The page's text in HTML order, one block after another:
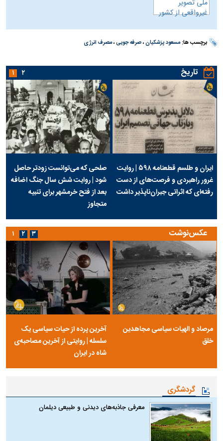
برچسب ها:مسعود پزشکیان،صرفه جویی،مصرف انرژی
تاریخ
ایران و طلسم قطعنامه ۵۹۸ | روایت
غرور راهبردی و فرصت‌های از دست
رفته‌ای که اثراتی جبران‌ناپذیر داشت
صلحی که می‌توانست زودتر حاصل
شود | روایت شش سال جنگ اضافه
بعد از فتح خرمشهر برای تنبیه
متجاوز
۱ ۲
عکس‌نوشت
مرصاد و الهیات سیاسی مجاهدین
خلق
آخرین پرده از حیات سیاسی یک
سلسله | روایتی از آخرین مصاحبه‌ی
شاه در ایران
۱ ۲ ۳
گردشگری
معرفی جاذبه‌های دیدنی و طبیعی دیلمان